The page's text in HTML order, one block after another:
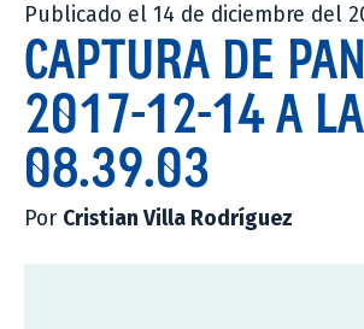
Publicado el 14 de diciembre del
CAPTURA DE
2017-12-14 A
08.39.03
Por Cristian Villa Rodríguez